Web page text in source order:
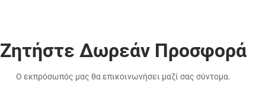
Ζητήστε Δωρεάν Προσφορά
Ο εκπρόσωπός μας θα επικοινωνήσει μαζί σας σύντομα.